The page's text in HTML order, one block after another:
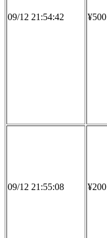
09/12 21:54:42 ¥500
09/12 21:55:08 ¥200